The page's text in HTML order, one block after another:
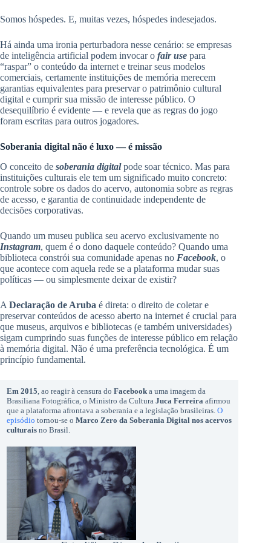
Somos hóspedes. E, muitas vezes, hóspedes indesejados.
Há ainda uma ironia perturbadora nesse cenário: se empresas
de inteligência artificial podem invocar o fair use para
“raspar” o conteúdo da internet e treinar seus modelos
comerciais, certamente instituições de memória merecem
garantias equivalentes para preservar o patrimônio cultural
digital e cumprir sua missão de interesse público. O
desequilíbrio é evidente — e revela que as regras do jogo
foram escritas para outros jogadores.
Soberania digital não é luxo — é missão
O conceito de soberania digitalpode soar técnico. Mas para
instituições culturais ele tem um significado muito concreto:
controle sobre os dados do acervo, autonomia sobre as regras
de acesso, e garantia de continuidade independente de
decisões corporativas.
Quando um museu publica seu acervo exclusivamente no
Instagram, quem é o dono daquele conteúdo? Quando uma
biblioteca constrói sua comunidade apenas no Facebook, o
que acontece com aquela rede se a plataforma mudar suas
políticas — ou simplesmente deixar de existir?
A Declaração de Aruba é direta: o direito de coletar e
preservar conteúdos de acesso aberto na internet é crucial para
que museus, arquivos e bibliotecas (e também universidades)
sigam cumprindo suas funções de interesse público em relação
à memória digital. Não é uma preferência tecnológica. É um
princípio fundamental.
Em 2015 , ao reagir à censura do Facebooka uma imagem da
Brasiliana Fotográfica, o Ministro da Cultura Juca Ferreira afirmou
que a plataforma afrontava a soberania e a legislação brasileiras. O
episódio tornou-se o Marco Zero da Soberania Digital nos acervos
culturaisno Brasil.